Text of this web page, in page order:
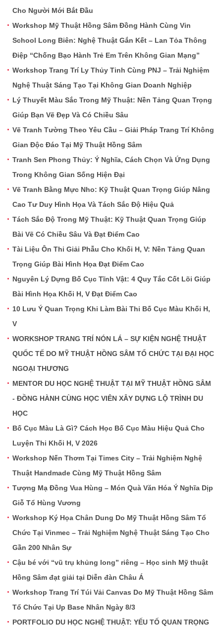
Cho Người Mới Bắt Đầu
Workshop Mỹ Thuật Hồng Sâm Đồng Hành Cùng Vin
School Long Biên: Nghệ Thuật Gắn Kết – Lan Tỏa Thông
Điệp “Chống Bạo Hành Trẻ Em Trên Không Gian Mạng”
Workshop Trang Trí Ly Thủy Tinh Cùng PNJ – Trải Nghiệm
Nghệ Thuật Sáng Tạo Tại Không Gian Doanh Nghiệp
Lý Thuyết Màu Sắc Trong Mỹ Thuật: Nền Tảng Quan Trọng
Giúp Bạn Vẽ Đẹp Và Có Chiều Sâu
Vẽ Tranh Tường Theo Yêu Cầu – Giải Pháp Trang Trí Không
Gian Độc Đáo Tại Mỹ Thuật Hồng Sâm
Tranh Sen Phong Thủy: Ý Nghĩa, Cách Chọn Và Ứng Dụng
Trong Không Gian Sống Hiện Đại
Vẽ Tranh Bằng Mực Nho: Kỹ Thuật Quan Trọng Giúp Nâng
Cao Tư Duy Hình Họa Và Tách Sắc Độ Hiệu Quả
Tách Sắc Độ Trong Mỹ Thuật: Kỹ Thuật Quan Trọng Giúp
Bài Vẽ Có Chiều Sâu Và Đạt Điểm Cao
Tài Liệu Ôn Thi Giải Phẫu Cho Khối H, V: Nền Tảng Quan
Trọng Giúp Bài Hình Họa Đạt Điểm Cao
Nguyên Lý Dựng Bố Cục Tĩnh Vật: 4 Quy Tắc Cốt Lõi Giúp
Bài Hình Họa Khối H, V Đạt Điểm Cao
10 Lưu Ý Quan Trọng Khi Làm Bài Thi Bố Cục Màu Khối H,
V
WORKSHOP TRANG TRÍ NÓN LÁ – SỰ KIỆN NGHỆ THUẬT
QUỐC TẾ DO MỸ THUẬT HỒNG SÂM TỔ CHỨC TẠI ĐẠI HỌC
NGOẠI THƯƠNG
MENTOR DU HỌC NGHỆ THUẬT TẠI MỸ THUẬT HỒNG SÂM
- ĐỒNG HÀNH CÙNG HỌC VIÊN XÂY DỰNG LỘ TRÌNH DU
HỌC
Bố Cục Màu Là Gì? Cách Học Bố Cục Màu Hiệu Quả Cho
Luyện Thi Khối H, V 2026
Workshop Nến Thơm Tại Times City – Trải Nghiệm Nghệ
Thuật Handmade Cùng Mỹ Thuật Hồng Sâm
Tượng Mạ Đồng Vua Hùng – Món Quà Văn Hóa Ý Nghĩa Dịp
Giỗ Tổ Hùng Vương
Workshop Ký Họa Chân Dung Do Mỹ Thuật Hồng Sâm Tổ
Chức Tại Vinmec – Trải Nghiệm Nghệ Thuật Sáng Tạo Cho
Gần 200 Nhân Sự
Cậu bé với “vũ trụ khủng long” riêng – Học sinh Mỹ thuật
Hồng Sâm đạt giải tại Diễn đàn Châu Á
Workshop Trang Trí Túi Vải Canvas Do Mỹ Thuật Hồng Sâm
Tổ Chức Tại Up Base Nhân Ngày 8/3
PORTFOLIO DU HỌC NGHỆ THUẬT: YẾU TỐ QUAN TRỌNG